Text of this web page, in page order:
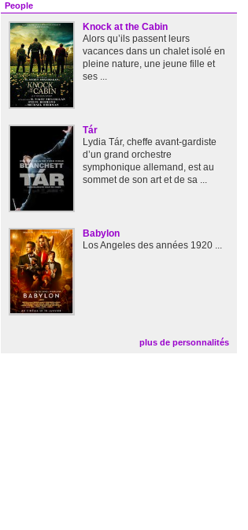
People
Knock at the Cabin
Alors qu’ils passent leurs
vacances dans un chalet isolé en
pleine nature, une jeune fille et
ses ...
Tár
Lydia Tár, cheffe avant-gardiste
d’un grand orchestre
symphonique allemand, est au
sommet de son art et de sa ...
Babylon
Los Angeles des années 1920 ...
plus de personnalités